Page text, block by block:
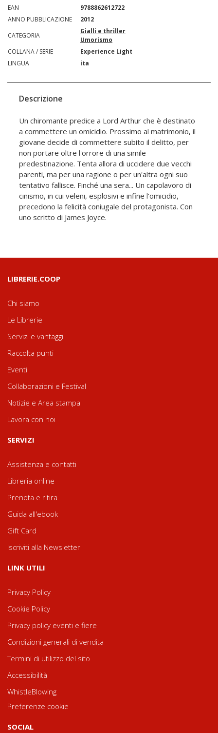
EAN
9788862612722
ANNO PUBBLICAZIONE
2012
CATEGORIA
Gialli e thriller
Umorismo
COLLANA / SERIE
Experience Light
LINGUA
ita
Descrizione
Un chiromante predice a Lord Arthur che è destinato
a commettere un omicidio. Prossimo al matrimonio, il
giovane decide di commettere subito il delitto, per
non portare oltre l'orrore di una simile
predestinazione. Tenta allora di uccidere due vecchi
parenti, ma per una ragione o per un'altra ogni suo
tentativo fallisce. Finché una sera... Un capolavoro di
cinismo, in cui veleni, esplosivi e infine l'omicidio,
precedono la felicità coniugale del protagonista. Con
uno scritto di James Joyce.
LIBRERIE.COOP
Chi siamo
Le Librerie
Servizi e vantaggi
Raccolta punti
Eventi
Collaborazioni e Festival
Notizie e Area stampa
Lavora con noi
SERVIZI
Assistenza e contatti
Libreria online
Prenota e ritira
Guida all'ebook
Gift Card
Iscriviti alla Newsletter
LINK UTILI
Privacy Policy
Cookie Policy
Privacy policy eventi e fiere
Condizioni generali di vendita
Termini di utilizzo del sito
Accessibilità
WhistleBlowing
Preferenze cookie
SOCIAL